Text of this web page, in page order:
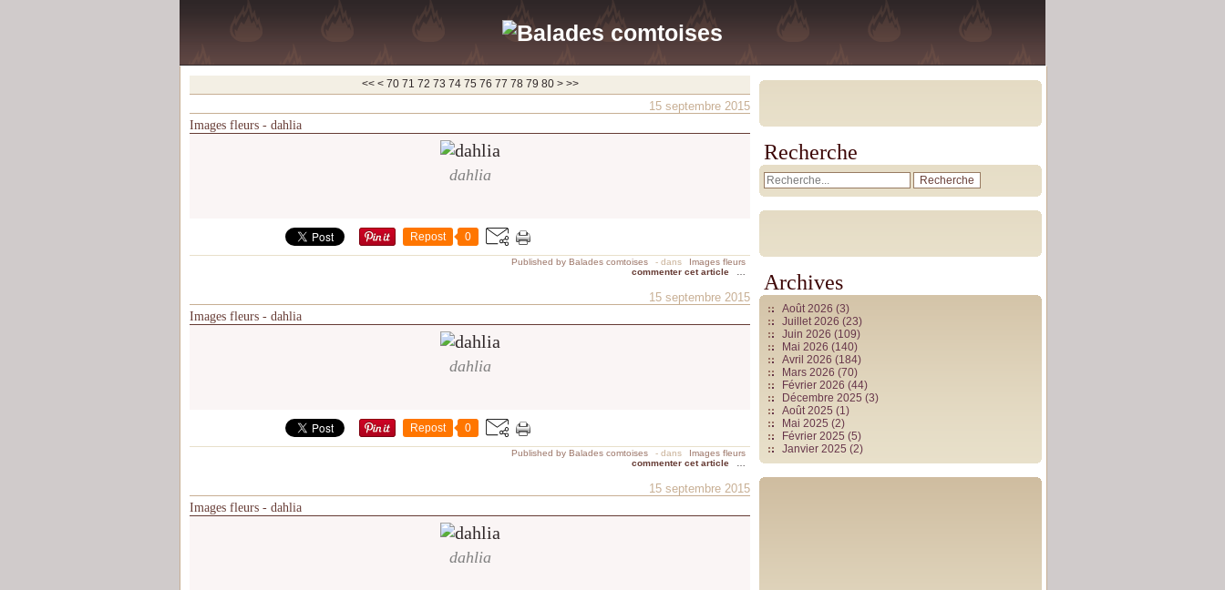
<< < 10
20
30
40
50
60
70 71 72 73 74 75 76 77 78 79 80 90
100
> >>
15 septembre 2015
Images fleurs - dahlia
dahlia
Repost 0
Published by Balades comtoises - dans
Images fleurs
commenter cet article
15 septembre 2015
Images fleurs - dahlia
dahlia
Repost 0
Published by Balades comtoises - dans
Images fleurs
commenter cet article
15 septembre 2015
Images fleurs - dahlia
dahlia
Recherche
Archives
Août 2026 (3)
Juillet 2026 (23)
Juin 2026 (109)
Mai 2026 (140)
Avril 2026 (184)
Mars 2026 (70)
Février 2026 (44)
Décembre 2025 (3)
Août 2025 (1)
Mai 2025 (2)
Février 2025 (5)
Janvier 2025 (2)